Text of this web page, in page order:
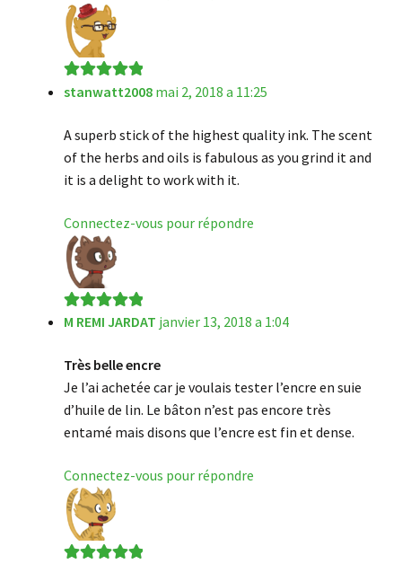
Note5sur 5
stanwatt2008 mai 2, 2018 a 11:25
A superb stick of the highest quality ink. The scent
of the herbs and oils is fabulous as you grind it and
it is a delight to work with it.
Connectez-vous pour répondre
Note5sur 5
M REMI JARDAT janvier 13, 2018 a 1:04
Très belle encre
Je l’ai achetée car je voulais tester l’encre en suie
d’huile de lin. Le bâton n’est pas encore très
entamé mais disons que l’encre est fin et dense.
Connectez-vous pour répondre